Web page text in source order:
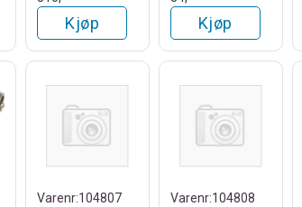
Kjøp Kjøp
Varenr:104807 Varenr:104808